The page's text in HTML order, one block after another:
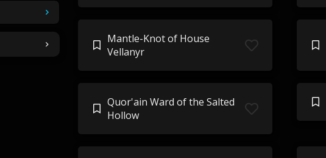
Mantle-Knot of House
Vellanyr
Quor'ain Ward of the Salted
Hollow